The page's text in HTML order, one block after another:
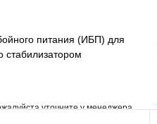
питания (ИБП) для
стабилизатором
уточните у менеджера